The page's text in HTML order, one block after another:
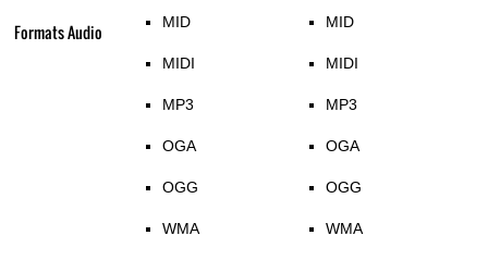
Formats Audio MID
MIDI
MP3
OGA
OGG
WMA
MID
MIDI
MP3
OGA
OGG
WMA